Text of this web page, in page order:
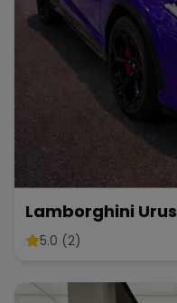
Lamborghini Urus
5.0 (2)